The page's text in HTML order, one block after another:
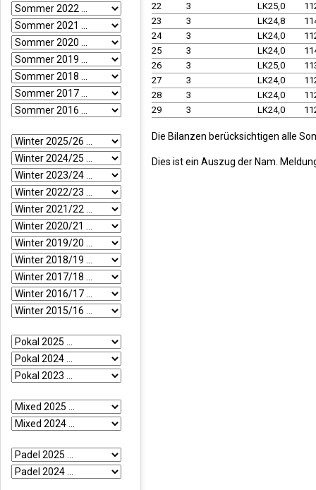
22
3 LK25,0
23
3 LK24,8
24
3 LK24,0
25
3 LK24,0
26
3 LK25,0
27
3 LK24,0
28
3 LK24,0
29
3 LK24,0
Die Bilanzen berücksichtigen alle
Dies ist ein Auszug der Nam.